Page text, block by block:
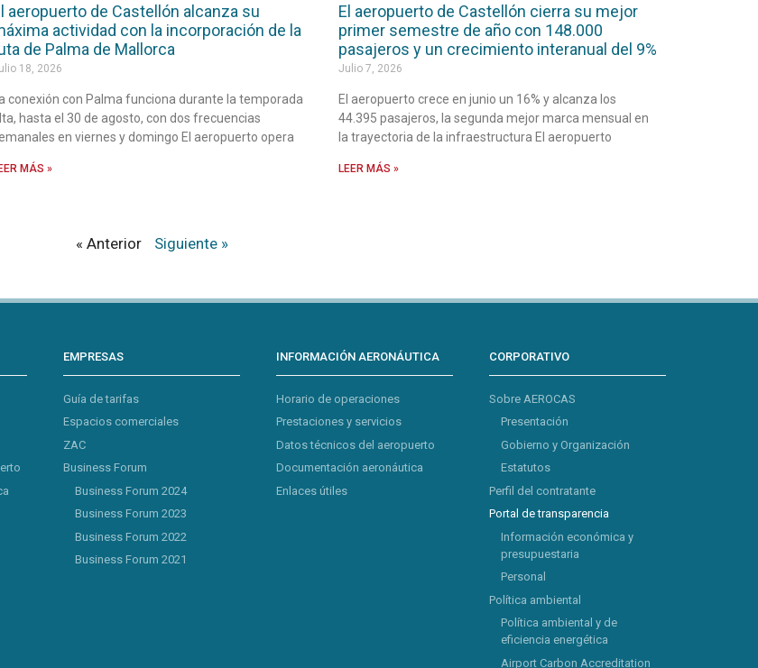
aeropuerto de Castellón alcanza su
actividad con la incorporación de la
de Palma de Mallorca
18, 2026
La conexión con Palma funciona durante la temporada
hasta el 30 de agosto, con dos frecuencias
en viernes y domingo El aeropuerto opera
MÁS »
El aeropuerto de Castellón cierra su mejor
primer semestre de año con 148.000
pasajeros y un crecimiento interanual del 9%
Julio 7, 2026
El aeropuerto crece en junio un 16% y alcanza los
44.395 pasajeros, la segunda mejor marca mensual en
la trayectoria de la infraestructura El aeropuerto
LEER MÁS »
« Anterior Siguiente »
EMPRESAS
Guía de tarifas
Espacios comerciales
ZAC
Business Forum
Business Forum 2024
Business Forum 2023
Business Forum 2022
Business Forum 2021
INFORMACIÓN AERONÁUTICA
Horario de operaciones
Prestaciones y servicios
Datos técnicos del aeropuerto
Documentación aeronáutica
Enlaces útiles
CORPORATIVO
Sobre AEROCAS
Presentación
Gobierno y Organización
Estatutos
Perfil del contratante
Portal de transparencia
Información económica y
presupuestaria
Personal
Política ambiental
Política ambiental y de
eficiencia energética
Airport Carbon Accreditation